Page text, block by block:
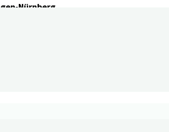
Nürnberg
Health (IZPH)